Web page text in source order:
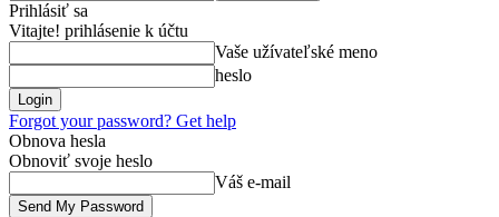
Prihlásiť sa
Vitajte! prihlásenie k účtu
Vaše užívateľské meno
heslo
Forgot your password? Get help
Obnova hesla
Obnoviť svoje heslo
Váš e-mail